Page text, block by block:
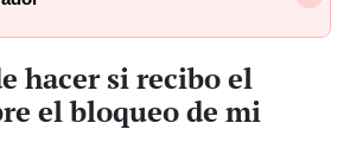
hacer si recibo el
el bloqueo de mi